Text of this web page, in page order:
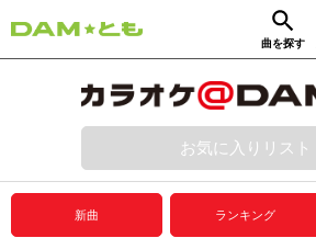
曲を探す
動画からさがす
ログイン
プレミアムサービス
お気に入りリスト
新曲 ランキング